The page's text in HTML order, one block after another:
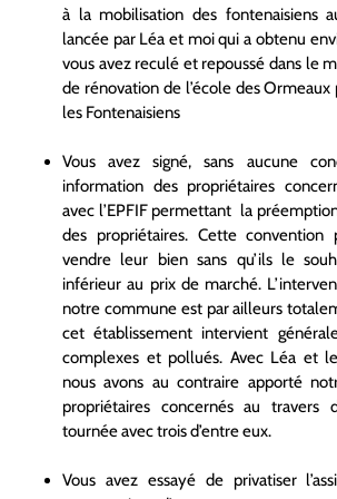
à la mobilisation des fontenaisiens
lancée par Léa et moi qui a obtenu
vous avez reculé et repoussé dans le
de rénovation de l’école des
les Fontenaisiens
Vous avez signé, sans aucune
information des propriétaires
avec l’EPFIF permettant la
des propriétaires. Cette
vendre leur bien sans qu’ils le
inférieur au prix de marché.
notre commune est par ailleurs
cet établissement intervient
complexes et pollués. Avec Léa et
nous avons au contraire apporté
propriétaires concernés au travers
tournée avec trois d’entre eux.
Vous avez essayé de privatiser